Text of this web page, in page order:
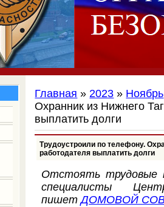
Главная »2023 » Ноябрь
Охранник из Нижнего
выплатить долги
Трудоустроили по телефону.
работодателя выплатить долги
Отстоять трудовые
специалисты
пишетДОМОВОЙ